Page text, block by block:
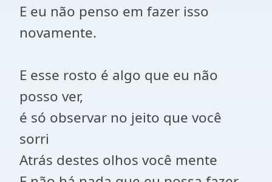
E eu não penso em fazer isso
novamente.
E esse rosto é algo que eu não
posso ver,
é só observar no jeito que você
sorri
Atrás destes olhos você mente